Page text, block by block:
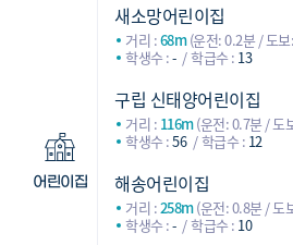
어린이집
새소망어린이집
거리 :68m(운전: 0.2분 / 도
학생수 :- 학급수 : 13
구립 신태양어린이집
거리 : 116m(운전: 0.7분 / 도
학생수 :56 학급수 : 12
해송어린이집
거리 :258m(운전: 0.8분 / 도
학생수 :- 학급수 : 10